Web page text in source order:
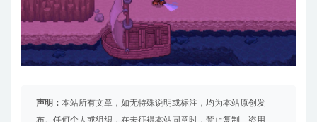
声明： 本站所有文章，如无特殊说明或标注，均为本站原创发
布。任何个人或组织，在未征得本站同意时，禁止复制、盗用、